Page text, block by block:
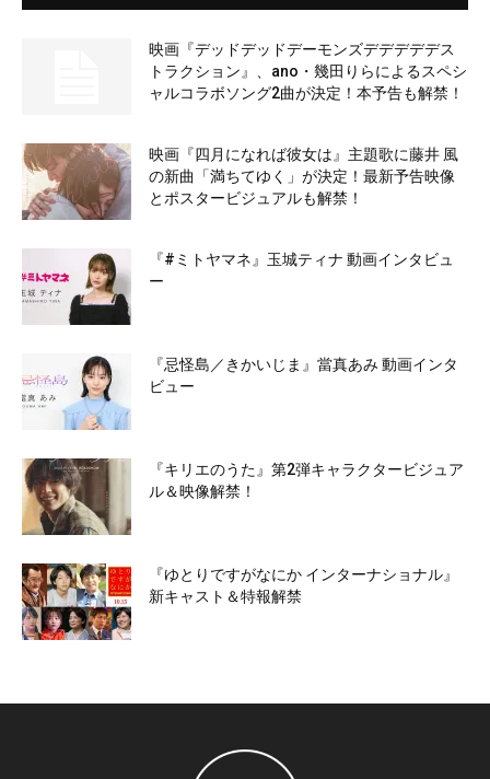
映画『デッドデッドデーモンズデデデデデス
トラクション』、ano・幾田りらによるスペシ
ャルコラボソング2曲が決定！本予告も解禁！
映画『四月になれば彼女は』主題歌に藤井 風
の新曲「満ちてゆく」が決定！最新予告映像
とポスタービジュアルも解禁！
『#ミトヤマネ』玉城ティナ 動画インタビュ
ー
『忌怪島／きかいじま』當真あみ 動画インタ
ビュー
『キリエのうた』第2弾キャラクタービジュア
ル＆映像解禁！
『ゆとりですがなにか インターナショナル』
新キャスト＆特報解禁